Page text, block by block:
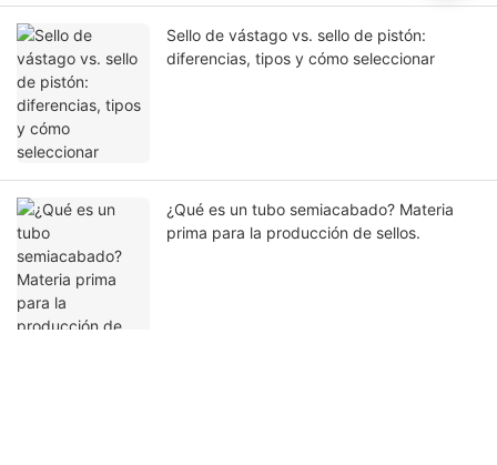
Sello de vástago vs. sello de pistón:
diferencias, tipos y cómo seleccionar
¿Qué es un tubo semiacabado? Materia
prima para la producción de sellos.